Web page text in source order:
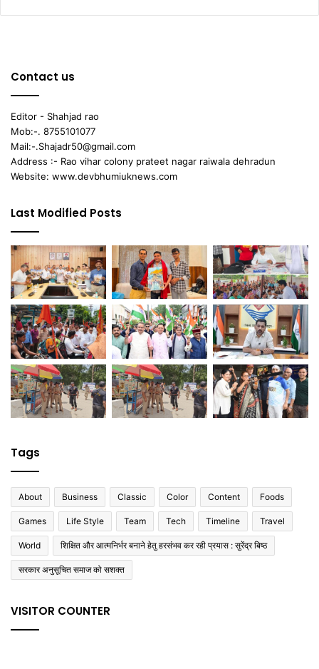
Contact us
Editor - Shahjad rao
Mob:-. 8755101077
Mail:-.Shajadr50@gmail.com
Address :- Rao vihar colony prateet nagar raiwala dehradun
Website: www.devbhumiuknews.com
Last Modified Posts
Tags
About Business Classic Color Content Foods
Games Life Style Team Tech Timeline Travel
World शिक्षित और आत्मनिर्भर बनाने हेतु हरसंभव कर रही प्रयास : सुरेंद्र बिष्ठ
सरकार अनुसूचित समाज को सशक्त
VISITOR COUNTER